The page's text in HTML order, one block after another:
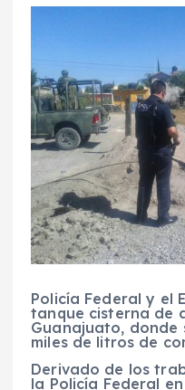
Policía Federal y el
tanque cisterna de
Guanajuato,
miles de litros de
Derivado de los
la Policía Federal